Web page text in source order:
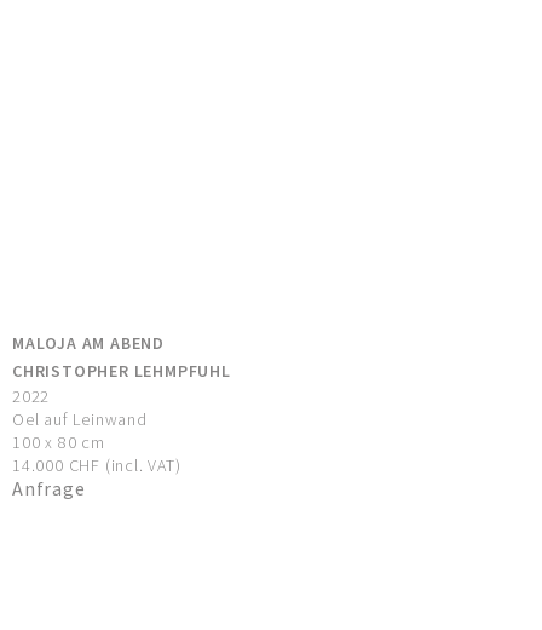
MALOJA AM ABEND
CHRISTOPHER LEHMPFUHL
2022
Oel auf Leinwand
100 x 80 cm
14.000 CHF (incl. VAT)
Anfrage